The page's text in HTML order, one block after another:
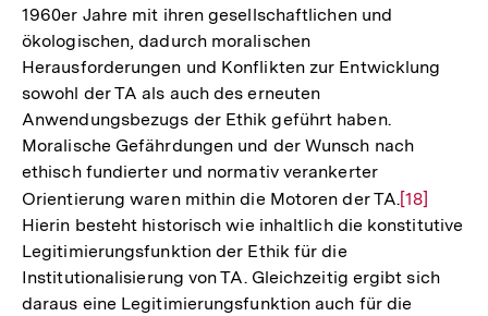
1960er Jahre mit ihren gesellschaftlichen und
ökologischen, dadurch moralischen
Herausforderungen und Konflikten zur Entwicklung
sowohl der TA als auch des erneuten
Anwendungsbezugs der Ethik geführt haben.
Moralische Gefährdungen und der Wunsch nach
ethisch fundierter und normativ verankerter
Orientierung waren mithin die Motoren der TA.Zur
Auflösung
Fußnote
[18]
Hierin besteht historisch wie inhaltlich die konstitutive
Legitimierungsfunktion der Ethik für die
Institutionalisierung von TA. Gleichzeitig ergibt sich
daraus eine Legitimierungsfunktion auch für die